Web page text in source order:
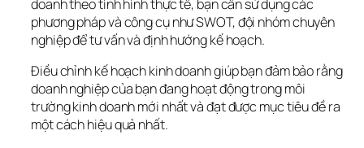
doanh theo tình hình thực tế, bạn cần sử dụng các
phương pháp và công cụ như SWOT, đội nhóm chuyên
nghiệp để tư vấn và định hướng kế hoạch.
Điều chỉnh kế hoạch kinh doanh giúp bạn đảm bảo rằng
doanh nghiệp của bạn đang hoạt động trong môi
trường kinh doanh mới nhất và đạt được mục tiêu đề ra
một cách hiệu quả nhất.